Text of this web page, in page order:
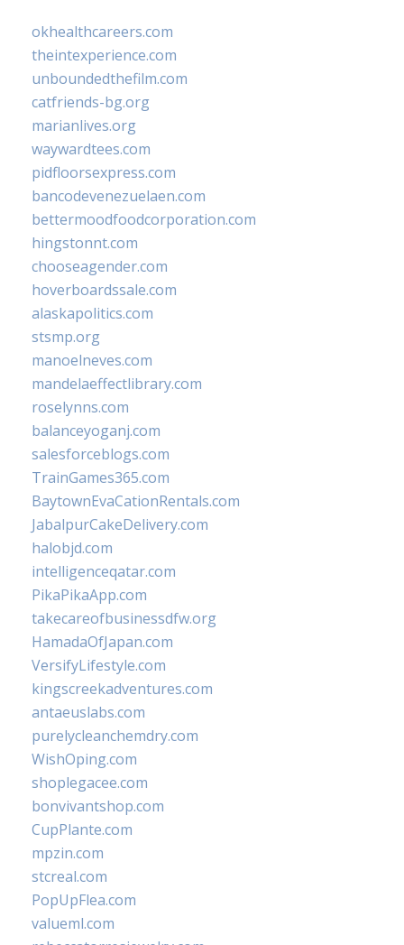
okhealthcareers.com
theintexperience.com
unboundedthefilm.com
catfriends-bg.org
marianlives.org
waywardtees.com
pidfloorsexpress.com
bancodevenezuelaen.com
bettermoodfoodcorporation.com
hingstonnt.com
chooseagender.com
hoverboardssale.com
alaskapolitics.com
stsmp.org
manoelneves.com
mandelaeffectlibrary.com
roselynns.com
balanceyoganj.com
salesforceblogs.com
TrainGames365.com
BaytownEvaCationRentals.com
JabalpurCakeDelivery.com
halobjd.com
intelligenceqatar.com
PikaPikaApp.com
takecareofbusinessdfw.org
HamadaOfJapan.com
VersifyLifestyle.com
kingscreekadventures.com
antaeuslabs.com
purelycleanchemdry.com
WishOping.com
shoplegacee.com
bonvivantshop.com
CupPlante.com
mpzin.com
stcreal.com
PopUpFlea.com
valueml.com